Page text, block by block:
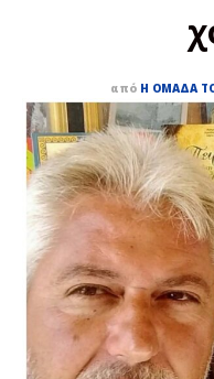
από Η ΟΜΆΔΑ